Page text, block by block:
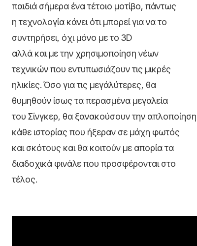
παιδιά σήμερα ένα τέτοιο μοτίβο, πάντως
η τεχνολογία κάνει ότι μπορεί για να το
συντηρήσει, όχι μόνο με το 3D
αλλά και με την χρησιμοποίηση νέων
τεχνικών που εντυπωσιάζουν τις μικρές
ηλικίες. Όσο για τις μεγάλύτερες, θα
θυμηθούν ίσως τα περασμένα μεγαλεία
του Σίνγκερ, θα ξανακούσουν την απλοποίηση
κάθε ιστορίας που ήξεραν σε μάχη φωτός
και σκότους και θα κοιτούν με απορία τα
διαδοχικά φινάλε που προσφέρονται στο
τέλος.